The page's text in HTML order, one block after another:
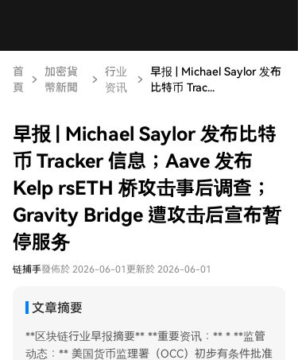
首
頁
加密貨
幣新聞
行业
资讯
早报 | Michael Saylor 发布
比特币 Trac...
早报 | Michael Saylor 发布比特
币 Tracker 信息；Aave 发布
Kelp rsETH 桥攻击事后调查；
Gravity Bridge 遭攻击后宣布暂
停服务
链捕手發佈於 2026-06-01 更新於 2026-06-01
文章摘要
**区块链行业早报摘要** **重要资讯：** * **监管
动态：** 美国货币监理署（OCC）初步有条件批准